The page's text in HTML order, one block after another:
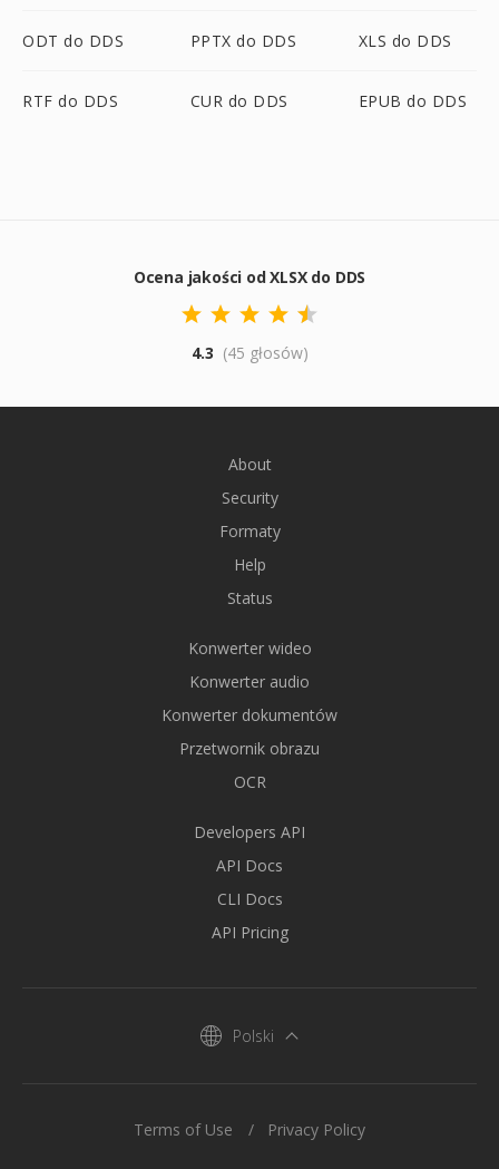
ODT do DDS PPTX do DDS XLS do DDS
RTF do DDS CUR do DDS EPUB do DDS
Ocena jakości od XLSX do DDS
4.3 (45 głosów)
About
Security
Formaty
Help
Status
Konwerter wideo
Konwerter audio
Konwerter dokumentów
Przetwornik obrazu
OCR
Developers API
API Docs
CLI Docs
API Pricing
Polski
Terms of Use Privacy Policy